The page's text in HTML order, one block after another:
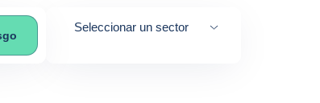
Seleccionar un sector